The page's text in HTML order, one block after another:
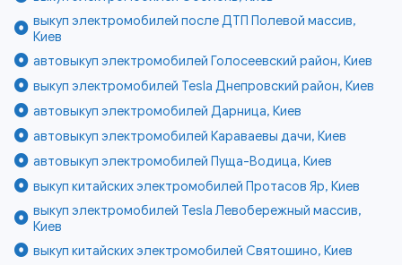
выкуп электромобилей после ДТП Полевой массив,
Киев
автовыкуп электромобилей Голосеевский район, Киев
выкуп электромобилей Tesla Днепровский район, Киев
автовыкуп электромобилей Дарница, Киев
автовыкуп электромобилей Караваевы дачи, Киев
автовыкуп электромобилей Пуща-Водица, Киев
выкуп китайских электромобилей Протасов Яр, Киев
выкуп электромобилей Tesla Левобережный массив,
Киев
выкуп китайских электромобилей Святошино, Киев